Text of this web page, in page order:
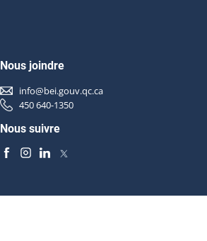
Nous joindre
info@bei.gouv.qc.ca
450 640-1350
Nous suivre